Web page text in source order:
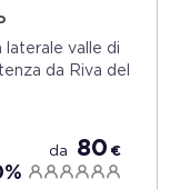
laterale valle di
da Riva del
da 80 €